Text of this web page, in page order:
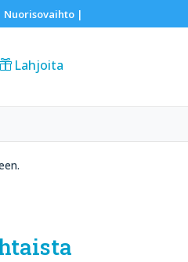
Nuorisovaihto|
Lahjoita